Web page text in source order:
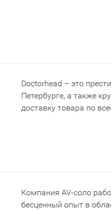
Doctorhead – это
Петербурге, а также
доставку товара по
Компания AV-соло
бесценный опыт в